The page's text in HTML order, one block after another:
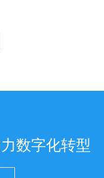
数字化转型